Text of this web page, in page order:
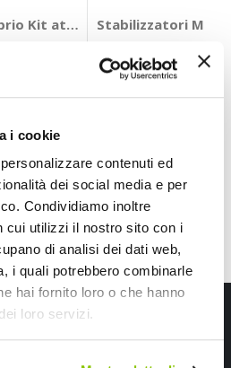
i cookie
contenuti ed
dei social media e per
Condividiamo inoltre
cui utilizzi il nostro sito con i
di analisi dei dati web,
i quali potrebbero combinarle
hai fornito loro o che hanno
loro servizi.
Kit attacchi - VALTER MOTO
Stabilizzatori
OXFORD
29,70 €
Speedup